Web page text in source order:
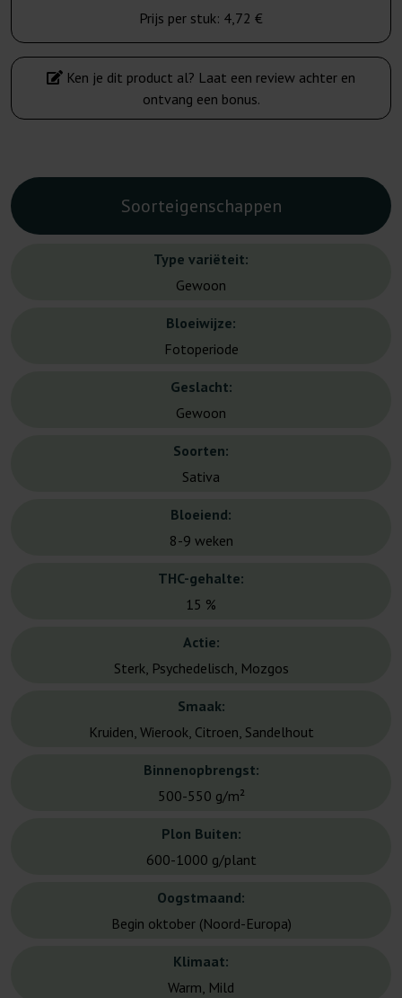
Prijs per stuk: 4,72 €
Ken je dit product al? Laat een review achter en
ontvang een bonus.
Soorteigenschappen
Type variëteit:
Gewoon
Bloeiwijze:
Fotoperiode
Geslacht:
Gewoon
Soorten:
Sativa
Bloeiend:
8-9 weken
THC-gehalte:
15 %
Actie:
Sterk, Psychedelisch, Mozgos
Smaak:
Kruiden, Wierook, Citroen, Sandelhout
Binnenopbrengst:
500-550 g/m²
Plon Buiten:
600-1000 g/plant
Oogstmaand:
Begin oktober (Noord-Europa)
Klimaat:
Warm, Mild